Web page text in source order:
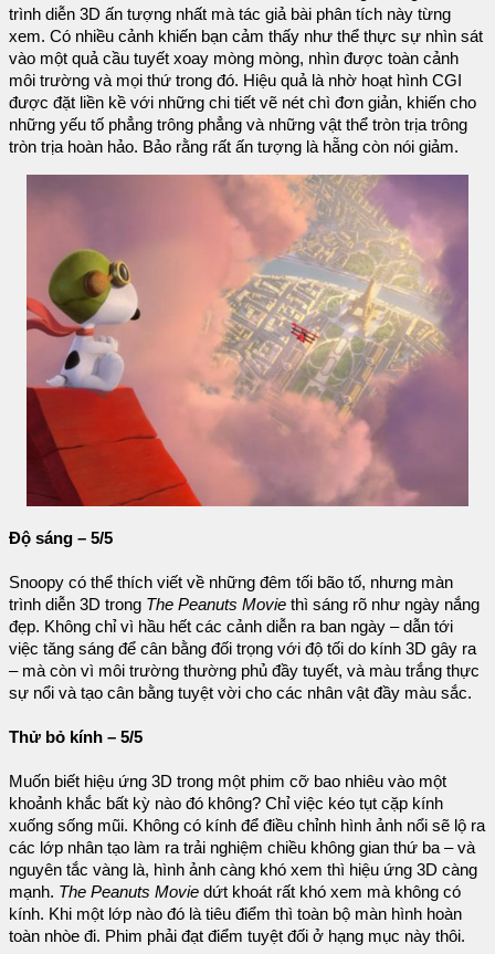
trình diễn 3D ấn tượng nhất mà tác giả bài phân tích này từng
xem. Có nhiều cảnh khiến bạn cảm thấy như thể thực sự nhìn sát
vào một quả cầu tuyết xoay mòng mòng, nhìn được toàn cảnh
môi trường và mọi thứ trong đó. Hiệu quả là nhờ hoạt hình CGI
được đặt liền kề với những chi tiết vẽ nét chì đơn giản, khiến cho
những yếu tố phẳng trông phẳng và những vật thể tròn trịa trông
tròn trịa hoàn hảo. Bảo rằng rất ấn tượng là hẵng còn nói giảm.
Độ sáng – 5/5
Snoopy có thể thích viết về những đêm tối bão tố, nhưng màn
trình diễn 3D trong The Peanuts Movie thì sáng rõ như ngày nắng
đẹp. Không chỉ vì hầu hết các cảnh diễn ra ban ngày – dẫn tới
việc tăng sáng để cân bằng đối trọng với độ tối do kính 3D gây ra
– mà còn vì môi trường thường phủ đầy tuyết, và màu trắng thực
sự nổi và tạo cân bằng tuyệt vời cho các nhân vật đầy màu sắc.
Thử bỏ kính – 5/5
Muốn biết hiệu ứng 3D trong một phim cỡ bao nhiêu vào một
khoảnh khắc bất kỳ nào đó không? Chỉ việc kéo tụt cặp kính
xuống sống mũi. Không có kính để điều chỉnh hình ảnh nổi sẽ lộ ra
các lớp nhân tạo làm ra trải nghiệm chiều không gian thứ ba – và
nguyên tắc vàng là, hình ảnh càng khó xem thì hiệu ứng 3D càng
mạnh. The Peanuts Movie dứt khoát rất khó xem mà không có
kính. Khi một lớp nào đó là tiêu điểm thì toàn bộ màn hình hoàn
toàn nhòe đi. Phim phải đạt điểm tuyệt đối ở hạng mục này thôi.